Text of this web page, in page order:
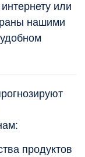
или
нашими
продуктов